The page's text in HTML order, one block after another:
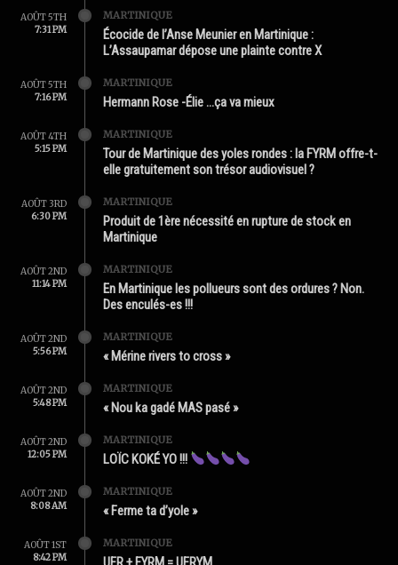
AOÛT 5TH
7:31 PM
MARTINIQUE
Écocide de l’Anse Meunier en Martinique :
L’Assaupamar dépose une plainte contre X
AOÛT 5TH
7:16 PM
MARTINIQUE
Hermann Rose -Élie …ça va mieux
AOÛT 4TH
5:15 PM
MARTINIQUE
Tour de Martinique des yoles rondes : la FYRM offre-t-
elle gratuitement son trésor audiovisuel ?
AOÛT 3RD
6:30 PM
MARTINIQUE
Produit de 1ère nécessité en rupture de stock en
Martinique
AOÛT 2ND
11:14 PM
MARTINIQUE
En Martinique les pollueurs sont des ordures ? Non.
Des enculés-es !!!
AOÛT 2ND
5:56 PM
MARTINIQUE
« Mérine rivers to cross »
AOÛT 2ND
5:48 PM
MARTINIQUE
« Nou ka gadé MAS pasé »
AOÛT 2ND
12:05 PM
MARTINIQUE
LOÏC KOKÉ YO !!!
AOÛT 2ND
8:08 AM
MARTINIQUE
« Ferme ta d’yole »
AOÛT 1ST
8:42 PM
MARTINIQUE